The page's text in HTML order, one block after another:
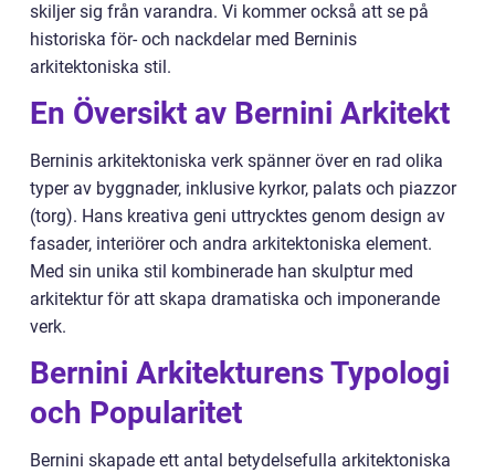
skiljer sig från varandra. Vi kommer också att se på
historiska för- och nackdelar med Berninis
arkitektoniska stil.
En Översikt av Bernini Arkitekt
Berninis arkitektoniska verk spänner över en rad olika
typer av byggnader, inklusive kyrkor, palats och piazzor
(torg). Hans kreativa geni uttrycktes genom design av
fasader, interiörer och andra arkitektoniska element.
Med sin unika stil kombinerade han skulptur med
arkitektur för att skapa dramatiska och imponerande
verk.
Bernini Arkitekturens Typologi
och Popularitet
Bernini skapade ett antal betydelsefulla arkitektoniska